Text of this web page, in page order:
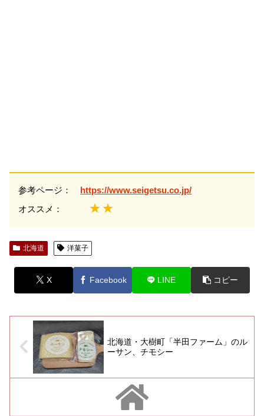
参考ページ： https://www.seigetsu.co.jp/
オススメ： ★★
北海道 洋菓子
X Facebook LINE コピー
北海道・大樹町「半田ファーム」のル
ーサン、チモシー